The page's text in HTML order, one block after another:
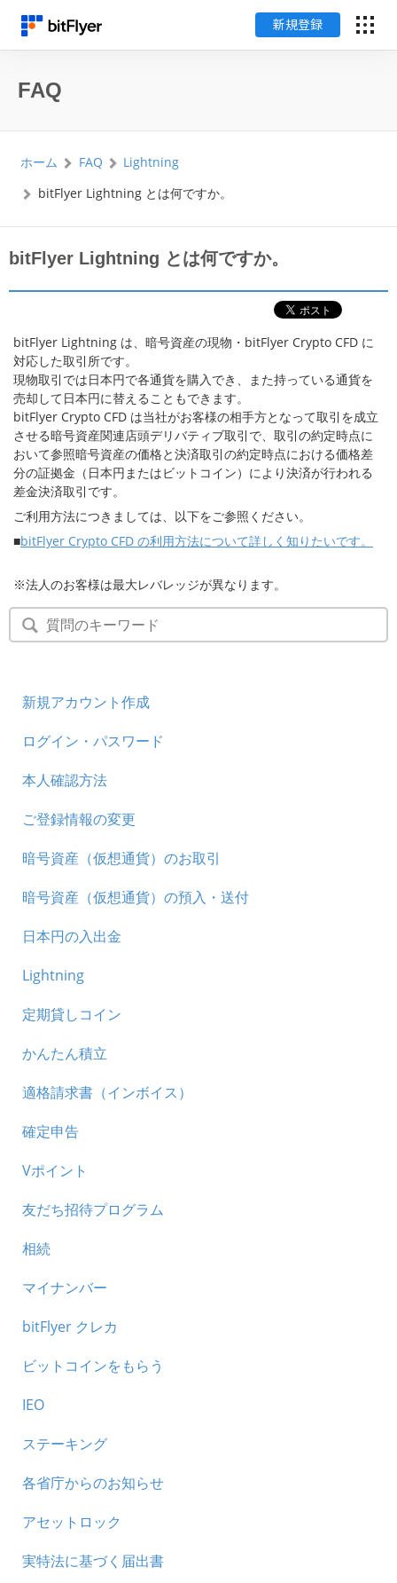
新規登録
サービス一覧
料金
セキュリティ
サポート
新規登録
FAQ
ホーム FAQ
Lightning
bitFlyer Lightning とは何ですか。
bitFlyer Lightning とは何ですか。
bitFlyer Lightning は、暗号資産の現物・bitFlyer Crypto CFD に
対応した取引所です。
現物取引では日本円で各通貨を購入でき、また持っている通貨を
売却して日本円に替えることもできます。
bitFlyer Crypto CFD は当社がお客様の相手方となって取引を成立
させる暗号資産関連店頭デリバティブ取引で、取引の約定時点に
おいて参照暗号資産の価格と決済取引の約定時点における価格差
分の証拠金（日本円またはビットコイン）により決済が行われる
差金決済取引です。
ご利用方法につきましては、以下をご参照ください。
■bitFlyer Crypto CFD の利用方法について詳しく知りたいです。
※法人のお客様は最大レバレッジが異なります。
新規アカウント作成
ログイン・パスワード
本人確認方法
ご登録情報の変更
暗号資産（仮想通貨）のお取引
暗号資産（仮想通貨）の預入・送付
日本円の入出金
Lightning
定期貸しコイン
かんたん積立
適格請求書（インボイス）
確定申告
Vポイント
友だち招待プログラム
相続
マイナンバー
bitFlyer クレカ
ビットコインをもらう
IEO
ステーキング
各省庁からのお知らせ
アセットロック
実特法に基づく届出書